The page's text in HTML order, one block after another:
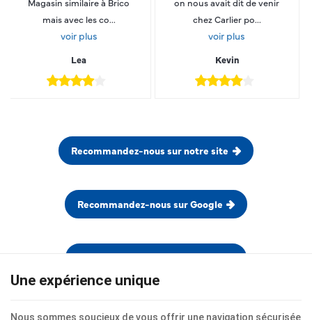
mais avec les co...
voir plus
Lea
chez Carlier po...
voir plus
Kevin
Recommandez-nous sur notre site
Recommandez-nous sur Google
Voir tous les avis de nos clients
Une expérience unique
Nous sommes soucieux de vous offrir une navigation sécurisée